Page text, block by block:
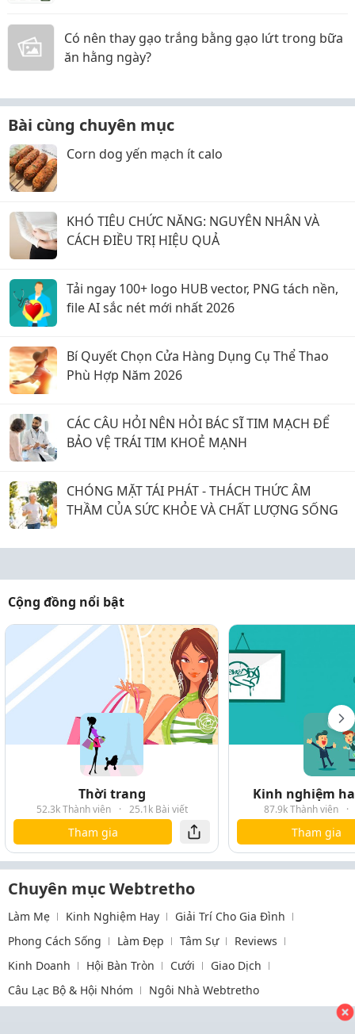
Có nên thay gạo trắng bằng gạo lứt trong bữa
ăn hằng ngày?
Bài cùng chuyên mục
Corn dog yến mạch ít calo
KHÓ TIÊU CHỨC NĂNG: NGUYÊN NHÂN VÀ
CÁCH ĐIỀU TRỊ HIỆU QUẢ
Tải ngay 100+ logo HUB vector, PNG tách nền,
file AI sắc nét mới nhất 2026
Bí Quyết Chọn Cửa Hàng Dụng Cụ Thể Thao
Phù Hợp Năm 2026
CÁC CÂU HỎI NÊN HỎI BÁC SĨ TIM MẠCH ĐỂ
BẢO VỆ TRÁI TIM KHOẺ MẠNH
CHÓNG MẶT TÁI PHÁT - THÁCH THỨC ÂM
THẦM CỦA SỨC KHỎE VÀ CHẤT LƯỢNG SỐNG
Cộng đồng nổi bật
Thời trang
52.3k Thành viên · 25.1k Bài viết
Tham gia
Kinh nghiệm
87.9k Thành viên ·
Tham gia
Chuyên mục Webtretho
Làm Mẹ Kinh Nghiệm Hay
Giải Trí Cho Gia Đình
Phong Cách Sống
Làm Đẹp Tâm Sự
Reviews
Kinh Doanh
Hội Bàn Tròn Cưới
Giao Dịch
Câu Lạc Bộ & Hội Nhóm
Ngôi Nhà Webtretho